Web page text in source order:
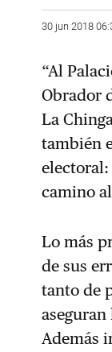
30 jun 2018
“Al
Obrador
La
también
camino
Lo más
de sus
tanto de
Además